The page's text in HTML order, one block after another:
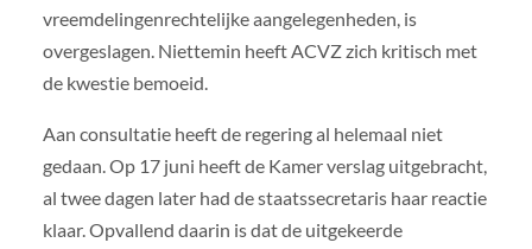
vreemdelingenrechtelijke aangelegenheden, is
overgeslagen. Niettemin heeft ACVZ zich kritisch met
de kwestie bemoeid.
Aan consultatie heeft de regering al helemaal niet
gedaan. Op 17 juni heeft de Kamer verslag uitgebracht,
al twee dagen later had de staatssecretaris haar reactie
klaar. Opvallend daarin is dat de uitgekeerde